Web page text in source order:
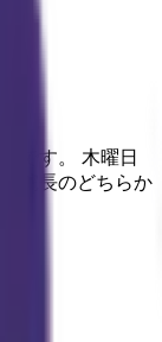
です。 木曜日
院長のどちらか